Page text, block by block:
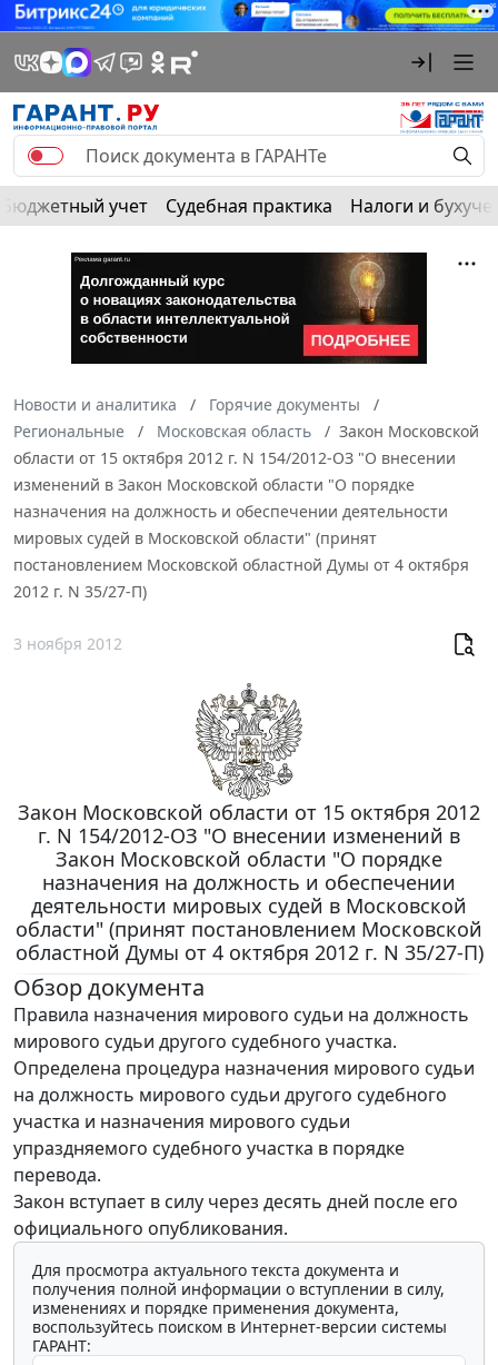
Бюджетный учет Судебная практика Налоги и
Новости и аналитика
Горячие документы
Региональные
Московская область
Закон Московской
области от 15 октября 2012 г. N 154/2012-ОЗ "О внесении
изменений в Закон Московской области "О порядке
назначения на должность и обеспечении деятельности
мировых судей в Московской области" (принят
постановлением Московской областной Думы от 4 октября
2012 г. N 35/27-П)
3 ноября 2012
Закон Московской области от 15 октября 2012
г. N 154/2012-ОЗ "О внесении изменений в
Закон Московской области "О порядке
назначения на должность и обеспечении
деятельности мировых судей в Московской
области" (принят постановлением Московской
областной Думы от 4 октября 2012 г. N 35/27-П)
Обзор документа
Правила назначения мирового судьи на должность
мирового судьи другого судебного участка.
Определена процедура назначения мирового судьи
на должность мирового судьи другого судебного
участка и назначения мирового судьи
упраздняемого судебного участка в порядке
перевода.
Закон вступает в силу через десять дней после его
официального опубликования.
Для просмотра актуального текста документа и
получения полной информации о вступлении в силу,
изменениях и порядке применения документа,
воспользуйтесь поиском в Интернет-версии системы
ГАРАНТ: